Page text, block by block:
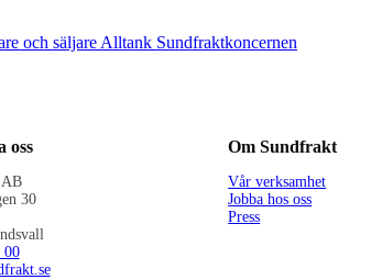
och säljare Alltank Sundfraktkoncernen
oss
30
00
Om Sundfrakt
Vår verksamhet
Jobba hos oss
Press